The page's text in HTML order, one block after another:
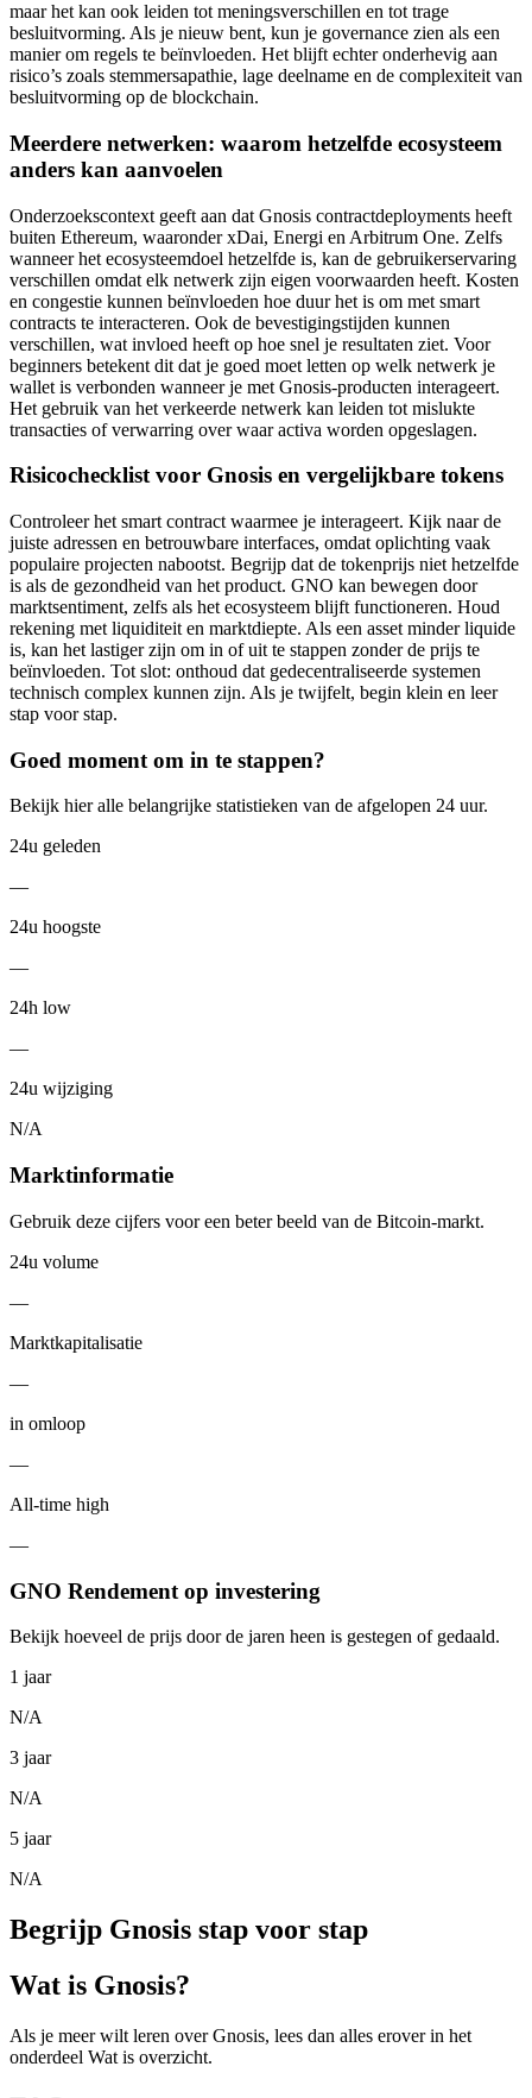
maar het kan ook leiden tot meningsverschillen en tot trage
besluitvorming. Als je nieuw bent, kun je governance zien als een
manier om regels te beïnvloeden. Het blijft echter onderhevig aan
risico’s zoals stemmersapathie, lage deelname en de complexiteit van
besluitvorming op de blockchain.
Meerdere netwerken: waarom hetzelfde ecosysteem
anders kan aanvoelen
Onderzoekscontext geeft aan dat Gnosis contractdeployments heeft
buiten Ethereum, waaronder xDai, Energi en Arbitrum One. Zelfs
wanneer het ecosysteemdoel hetzelfde is, kan de gebruikerservaring
verschillen omdat elk netwerk zijn eigen voorwaarden heeft. Kosten
en congestie kunnen beïnvloeden hoe duur het is om met smart
contracts te interacteren. Ook de bevestigingstijden kunnen
verschillen, wat invloed heeft op hoe snel je resultaten ziet. Voor
beginners betekent dit dat je goed moet letten op welk netwerk je
wallet is verbonden wanneer je met Gnosis-producten interageert.
Het gebruik van het verkeerde netwerk kan leiden tot mislukte
transacties of verwarring over waar activa worden opgeslagen.
Risicochecklist voor Gnosis en vergelijkbare tokens
Controleer het smart contract waarmee je interageert. Kijk naar de
juiste adressen en betrouwbare interfaces, omdat oplichting vaak
populaire projecten nabootst. Begrijp dat de tokenprijs niet hetzelfde
is als de gezondheid van het product. GNO kan bewegen door
marktsentiment, zelfs als het ecosysteem blijft functioneren. Houd
rekening met liquiditeit en marktdiepte. Als een asset minder liquide
is, kan het lastiger zijn om in of uit te stappen zonder de prijs te
beïnvloeden. Tot slot: onthoud dat gedecentraliseerde systemen
technisch complex kunnen zijn. Als je twijfelt, begin klein en leer
stap voor stap.
Goed moment om in te stappen?
Bekijk hier alle belangrijke statistieken van de afgelopen 24 uur.
24u geleden
—
24u hoogste
—
24h low
—
24u wijziging
N/A
Marktinformatie
Gebruik deze cijfers voor een beter beeld van de Bitcoin-markt.
24u volume
—
Marktkapitalisatie
—
in omloop
—
All-time high
—
GNO Rendement op investering
Bekijk hoeveel de prijs door de jaren heen is gestegen of gedaald.
1 jaar
N/A
3 jaar
N/A
5 jaar
N/A
Begrijp Gnosis stap voor stap
Wat is Gnosis?
Als je meer wilt leren over Gnosis, lees dan alles erover in het
onderdeel Wat is overzicht.